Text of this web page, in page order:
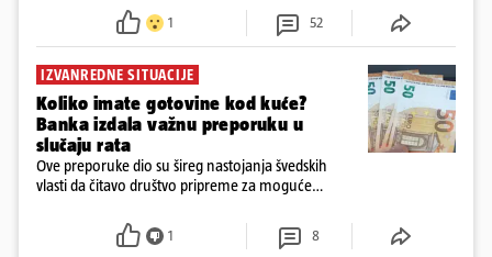
ispitali i poslali u istražni zatvor
1 52
IZVANREDNE SITUACIJE
Koliko imate gotovine kod kuće?
Banka izdala važnu preporuku u
slučaju rata
Ove preporuke dio su šireg nastojanja švedskih
vlasti da čitavo društvo pripreme za moguće
1 8